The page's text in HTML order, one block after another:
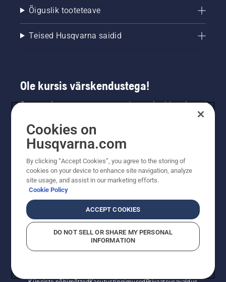
Õiguslik tooteteave
Teised Husqvarna saidid
Ole kursis värskendustega!
Saa uusimat teavet uute toodete, eripakkumiste
saamiseks siin.
Cookies on
Husqvarna.com
By clicking “Accept Cookies”, you agree to the storing of
cookies on your device to enhance site navigation, analyze
site usage, and assist in our marketing efforts.
Cookie Policy
ACCEPT COOKIES
DO NOT SELL OR SHARE MY PERSONAL
INFORMATION